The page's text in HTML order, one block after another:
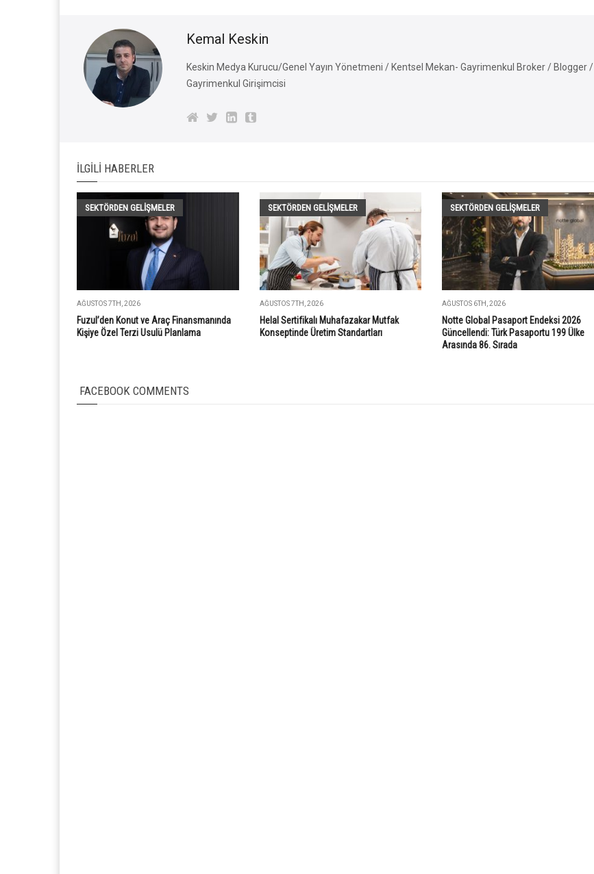
Kemal Keskin
Keskin Medya Kurucu/Genel Yayın Yönetmeni / Kentsel Mekan- Gayrimenkul Broker / Blogger /
Gayrimenkul Girişimcisi
İLGILI HABERLER
SEKTÖRDEN GELIŞMELER
AĞUSTOS 7TH, 2026
Fuzul’den Konut ve Araç Finansmanında
Kişiye Özel Terzi Usulü Planlama
SEKTÖRDEN GELIŞMELER
AĞUSTOS 7TH, 2026
Helal Sertifikalı Muhafazakar Mutfak
Konseptinde Üretim Standartları
SEKTÖRDEN GELIŞMELER
AĞUSTOS 6TH, 2026
Notte Global Pasaport Endeksi 2026
Güncellendi: Türk Pasaportu 199 Ülke
Arasında 86. Sırada
FACEBOOK COMMENTS